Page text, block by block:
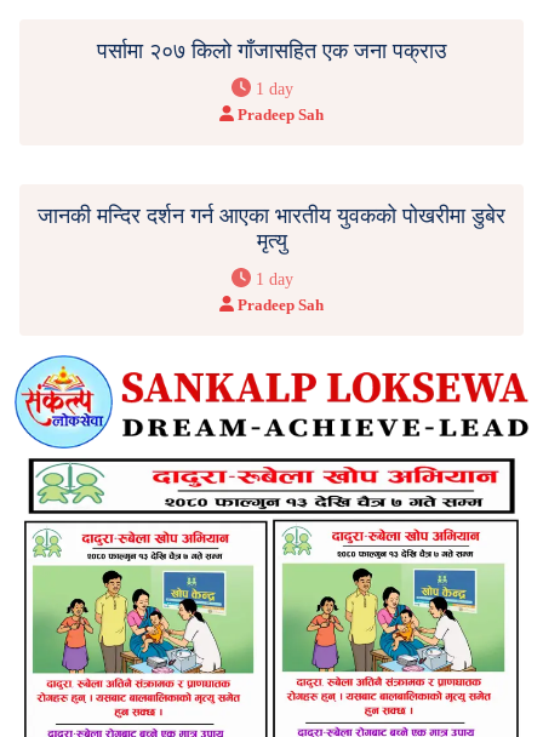
पर्सामा २०७ किलो गाँजासहित एक जना पक्राउ
1 day
Pradeep Sah
जानकी मन्दिर दर्शन गर्न आएका भारतीय युवकको पोखरीमा डुबेर
मृत्यु
1 day
Pradeep Sah